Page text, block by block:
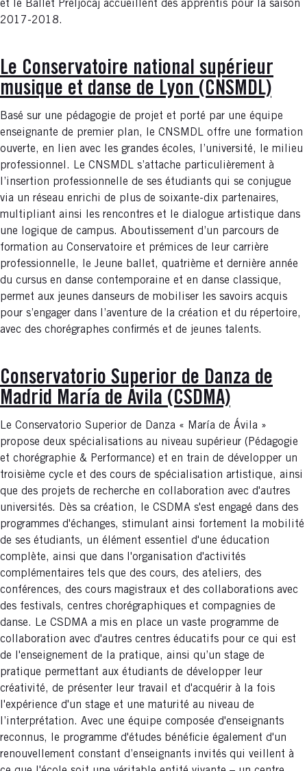
et le Ballet Preljocaj accueillent des apprentis pour la saison
2017-2018.
Le Conservatoire national supérieur
musique et danse de Lyon (CNSMDL)
Basé sur une pédagogie de projet et porté par une équipe
enseignante de premier plan, le CNSMDL offre une formation
ouverte, en lien avec les grandes écoles, l’université, le milieu
professionnel. Le CNSMDL s’attache particulièrement à
l’insertion professionnelle de ses étudiants qui se conjugue
via un réseau enrichi de plus de soixante-dix partenaires,
multipliant ainsi les rencontres et le dialogue artistique dans
une logique de campus. Aboutissement d’un parcours de
formation au Conservatoire et prémices de leur carrière
professionnelle, le Jeune ballet, quatrième et dernière année
du cursus en danse contemporaine et en danse classique,
permet aux jeunes danseurs de mobiliser les savoirs acquis
pour s’engager dans l’aventure de la création et du répertoire,
avec des chorégraphes confirmés et de jeunes talents.
Conservatorio Superior de Danza de
Madrid María de Ávila (CSDMA)
Le Conservatorio Superior de Danza « María de Ávila »
propose deux spécialisations au niveau supérieur (Pédagogie
et chorégraphie & Performance) et en train de développer un
troisième cycle et des cours de spécialisation artistique, ainsi
que des projets de recherche en collaboration avec d'autres
universités. Dès sa création, le CSDMA s'est engagé dans des
programmes d'échanges, stimulant ainsi fortement la mobilité
de ses étudiants, un élément essentiel d'une éducation
complète, ainsi que dans l'organisation d'activités
complémentaires tels que des cours, des ateliers, des
conférences, des cours magistraux et des collaborations avec
des festivals, centres chorégraphiques et compagnies de
danse. Le CSDMA a mis en place un vaste programme de
collaboration avec d'autres centres éducatifs pour ce qui est
de l'enseignement de la pratique, ainsi qu’un stage de
pratique permettant aux étudiants de développer leur
créativité, de présenter leur travail et d'acquérir à la fois
l'expérience d'un stage et une maturité au niveau de
l’interprétation. Avec une équipe composée d'enseignants
reconnus, le programme d'études bénéficie également d'un
renouvellement constant d’enseignants invités qui veillent à